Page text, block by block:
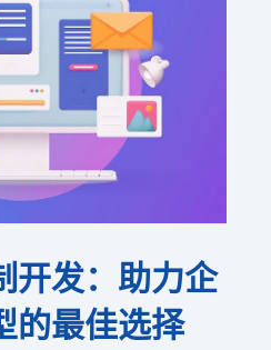
开发：助力企
的最佳选择